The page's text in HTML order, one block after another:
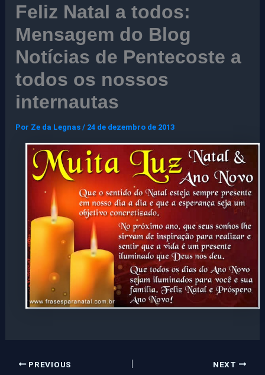
Feliz Natal a todos:
Mensagem do Blog
Notícias de Pentecoste a
todos os nossos
internautas
Por Ze da Legnas/ 24 de dezembro de 2013
PREVIOUS NEXT